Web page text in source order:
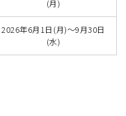
(月)
2026年6月1日(月)～9月30日
(水)